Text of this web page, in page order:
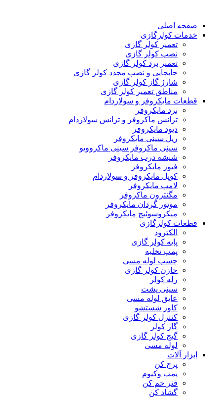
صفحه اصلی
خدمات کولرگازی
تعمیر کولر گازی
نصب کولر گازی
تعمیر برد کولر گازی
جابجایی و نصب مجدد کولر گازی
شارژ گاز کولر گازی
مناطق تعمیر کولر گازی
قطعات مایکروفر و سولاردام
برد مایکروفر
ترانس ماکروفر و ترانس سولاردام
دیود مایکروفر
ریل سینی مایکروفر
سینی ماکروفر سینی ماکروویو
شیشه درب مایکروفر
فیوز مایکروفر
کوپل مایکروفر و سولاردام
لامپ مایکروفر
مگنترون ماکروفر
موتور گردان مایکروفر
میکروسوئیچ مایکروفر
قطعات کولرگازی
الکترود
پایه کولر گازی
پمپ تخلیه
چسب لوله مسی
خازن کولر گازی
رله کولر
سینی پشت
عایق لوله مسی
کاور شستشو
کنترل کولر گازی
گاز کولر
گیج کولر گازی
لوله مسی
ابزار آلات
پرچ کن
پمپ وکیوم
فنر خم کن
گشاد کن